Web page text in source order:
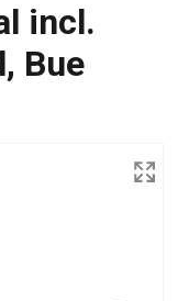
incl.
Bue